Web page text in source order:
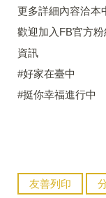
更多詳細內容洽本
歡迎加入FB官方
資訊
#好家在臺中
#挺你幸福進行中
友善列印